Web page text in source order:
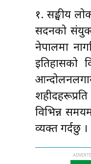
१. सङ्घीय
सदनको
नेपालमा
इतिहासको
विभिन्न
व्यक्त गर्दछु ।